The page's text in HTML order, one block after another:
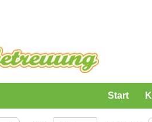
Start